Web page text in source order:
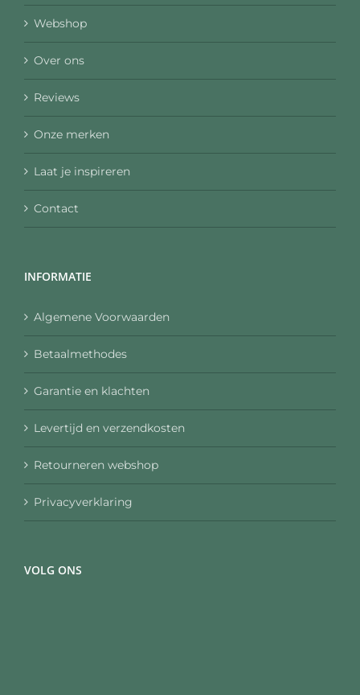
Webshop
Over ons
Reviews
Onze merken
Laat je inspireren
Contact
INFORMATIE
Algemene Voorwaarden
Betaalmethodes
Garantie en klachten
Levertijd en verzendkosten
Retourneren webshop
Privacyverklaring
VOLG ONS